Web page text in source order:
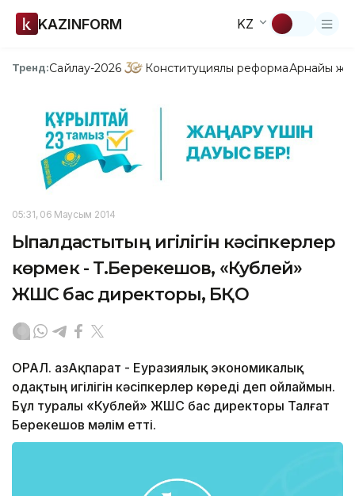
KAZINFORM KZ
Тренд:Сайлау-2026 Конституциялық реформаАрнайы
05:31, 06 Маусым 2014
Ықпалдастықтың игілігін кәсіпкерлер
көрмек - Т.Берекешов, «Кублей»
ЖШС бас директоры, БҚО
ОРАЛ. ҚазАқпарат - Еуразиялық экономикалық
одақтың игілігін кәсіпкерлер көреді деп ойлаймын.
Бұл туралы «Кублей» ЖШС бас директоры Талғат
Берекешов мәлім етті.